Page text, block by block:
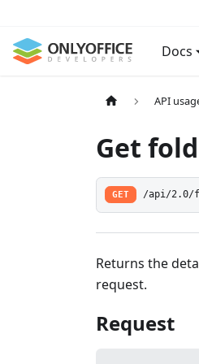
Docs
API
Get
GET /api/2.0/
Returns the
request.
Request